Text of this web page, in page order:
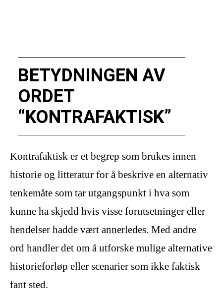
BETYDNINGEN AV
ORDET
“KONTRAFAKTISK”
Kontrafaktisk er et begrep som brukes innen
historie og litteratur for å beskrive en alternativ
tenkemåte som tar utgangspunkt i hva som
kunne ha skjedd hvis visse forutsetninger eller
hendelser hadde vært annerledes. Med andre
ord handler det om å utforske mulige alternative
historieforløp eller scenarier som ikke faktisk
fant sted.